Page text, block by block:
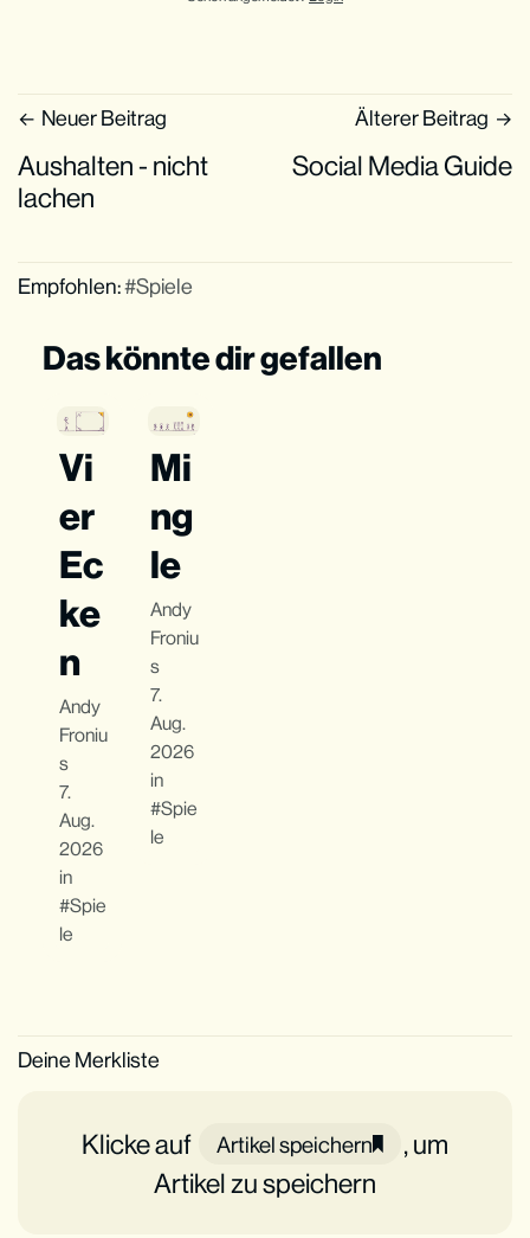
Neuer Beitrag Älterer Beitrag
Aushalten - nicht
lachen
Social Media Guide
Empfohlen: Spiele
Das könnte dir gefallen
Vi
er
Ec
ke
n
Andy
Froniu
s
7.
Aug.
2026
in
Spie
le
Mi
ng
le
Andy
Froniu
s
7.
Aug.
2026
in
Spie
le
Deine Merkliste
Klicke auf Artikel speichern
, um
Artikel zu speichern